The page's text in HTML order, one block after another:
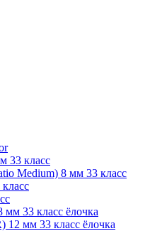
33 класс
Medium) 8 мм 33 класс
33 класс ёлочка
12 мм 33 класс ёлочка